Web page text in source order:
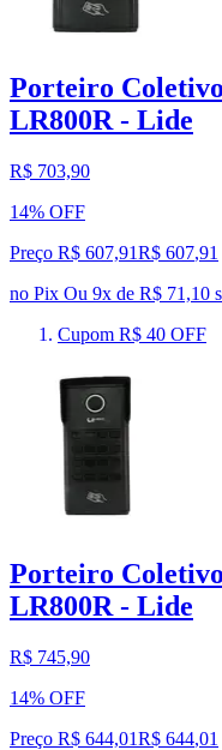
Porteiro
LR800R - Lide
R$ 703,90
14% OFF
Preço R$ 607,91R$ 607,91
no Pix Ou 9x de R$ 71,10
Cupom R$ 40 OFF
Porteiro
LR800R - Lide
R$ 745,90
14% OFF
Preço R$ 644,01R$ 644,01